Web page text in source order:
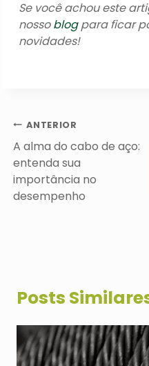
Se você achou este
nossoblogpara ficar
novidades!
Navegação
de
Post
ANTERIOR
A alma do cabo de aço:
entenda sua
importância no
desempenho
Posts